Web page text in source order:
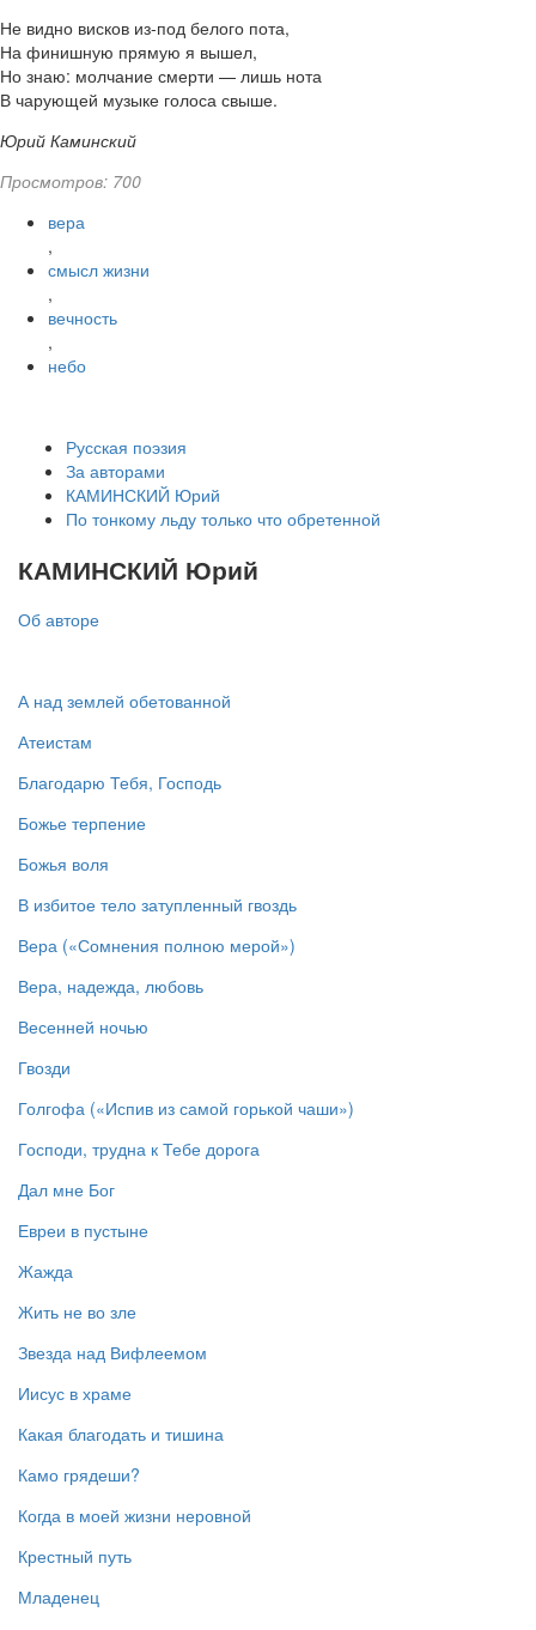
Не видно висков из-под белого пота,
На финишную прямую я вышел,
Но знаю: молчание смерти — лишь нота
В чарующей музыке голоса свыше.
Юрий Каминский
Просмотров: 700
вера
,
смысл жизни
,
вечность
,
небо
Русская поэзия
За авторами
КАМИНСКИЙ Юрий
По тонкому льду только что обретенной
КАМИНСКИЙ Юрий
Об авторе
А над землей обетованной
Атеистам
Благодарю Тебя, Господь
Божье терпение
Божья воля
В избитое тело затупленный гвоздь
Вера («Сомнения полною мерой»)
Вера, надежда, любовь
Весенней ночью
Гвозди
Голгофа («Испив из самой горькой чаши»)
Господи, трудна к Тебе дорога
Дал мне Бог
Евреи в пустыне
Жажда
Жить не во зле
Звезда над Вифлеемом
Иисус в храме
Какая благодать и тишина
Камо грядеши?
Когда в моей жизни неровной
Крестный путь
Младенец